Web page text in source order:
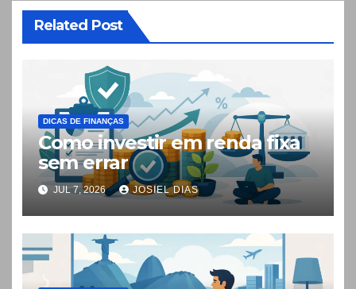
Related Post
DICAS DE FINANÇAS
Como investir em renda fixa
sem errar
JUL 7, 2026 JOSIEL DIAS